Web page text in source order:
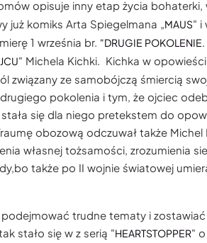
opisuje inny etap życia bohaterki,
komiks Arta Spiegelmana „MAUS" i
1 września br. "DRUGIE
" Michela Kichki. Kichka w opowieści
związany ze samobójczą śmiercią
pokolenia i tym, że ojciec
się dla niego pretekstem do
obozową odczuwał także Michel
własnej tożsamości, zrozumienia
także po II wojnie światowej
trudne tematy i
stało się w z serią "HEARTSTOPPER" o